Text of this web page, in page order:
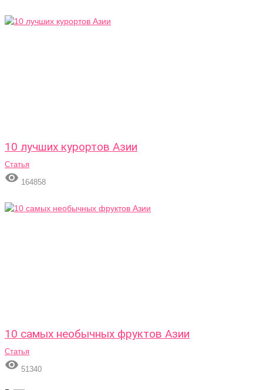
10 лучших курортов Азии
Статья
 164858
10 самых необычных фруктов Азии
Статья
 51340